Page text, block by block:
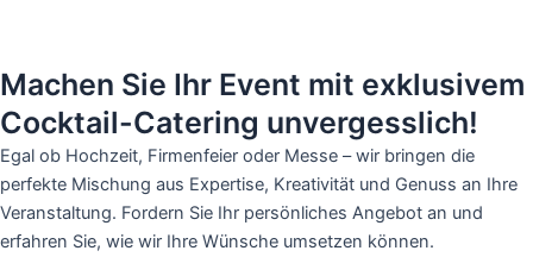
Machen Sie Ihr Event mit exklusivem
Cocktail-Catering unvergesslich!
Egal ob Hochzeit, Firmenfeier oder Messe – wir bringen die
perfekte Mischung aus Expertise, Kreativität und Genuss an Ihre
Veranstaltung. Fordern Sie Ihr persönliches Angebot an und
erfahren Sie, wie wir Ihre Wünsche umsetzen können.